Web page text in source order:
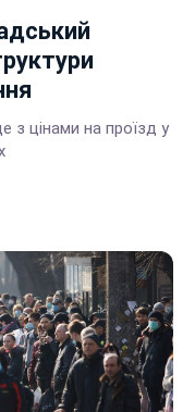
з цінами на проїзд у